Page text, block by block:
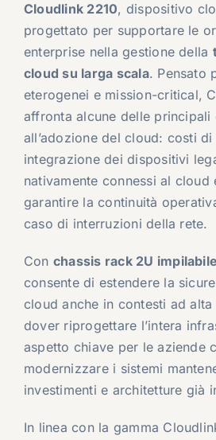
Cloudlink 2210, dispositivo
progettato per supportare le
enterprise nella gestione della
cloud su larga scala. Pensato
eterogenei e mission-critical,
affronta alcune delle
all’adozione del cloud: costi di
integrazione dei dispositivi
nativamente connessi al cloud
garantire la continuità
caso di interruzioni della rete.
Con chassis rack 2U impilabile
consente di estendere la
cloud anche in contesti ad alta
dover riprogettare l’intera
aspetto chiave per le aziende
modernizzare i sistemi
investimenti e architetture già
In linea con la gamma